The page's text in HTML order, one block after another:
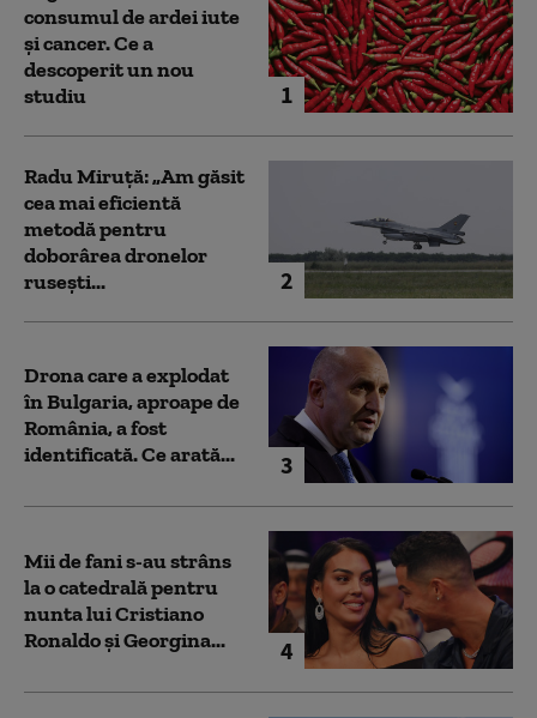
1
consumul de ardei iute
și cancer. Ce a
descoperit un nou
studiu
2
Radu Miruță: „Am găsit
cea mai eficientă
metodă pentru
doborârea dronelor
rusești...
3
Drona care a explodat
în Bulgaria, aproape de
România, a fost
identificată. Ce arată...
4
Mii de fani s-au strâns
la o catedrală pentru
nunta lui Cristiano
Ronaldo şi Georgina...